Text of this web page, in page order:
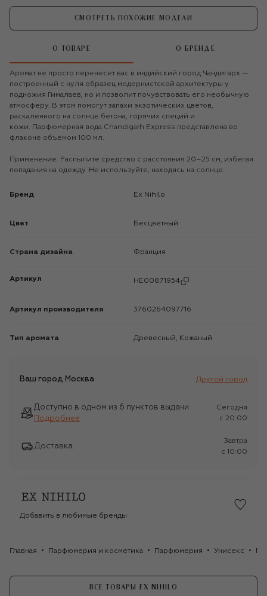
СМОТРЕТЬ ПОХОЖИЕ МОДЕЛИ
О ТОВАРЕ О БРЕНДЕ
Аромат не просто перенесет вас в индийский город Чандигарх —
построенный с нуля образец модернистской архитектуры у
подножия Гималаев, но и позволит почувствовать его необычную
атмосферу. В этом помогут запахи экзотических цветов,
раскаленного на солнце бетона, горячих специй и
кожи. Парфюмерная вода Chandigarh Express представлена во
флаконе объемом 100 мл.
Применение: Распылите средство с расстояния 20–25 см, избегая
попадания на одежду. Не используйте, находясь на солнце.
Бренд Ex Nihilo
Цвет Бесцветный
Страна дизайна Франция
Артикул HE00871954
Артикул производителя 3760264097716
Тип аромата Древесный, Кожаный
Ваш город Москва Другой город
Доступно в одном из 6 пунктов выдачи
Подробнее
Сегодня
c 20:00
Доставка
Завтра
c 10:00
Добавить в любимые бренды
Главная Парфюмерия и косметика Парфюмерия Унисекс
ВСЕ ТОВАРЫ EX NIHILO